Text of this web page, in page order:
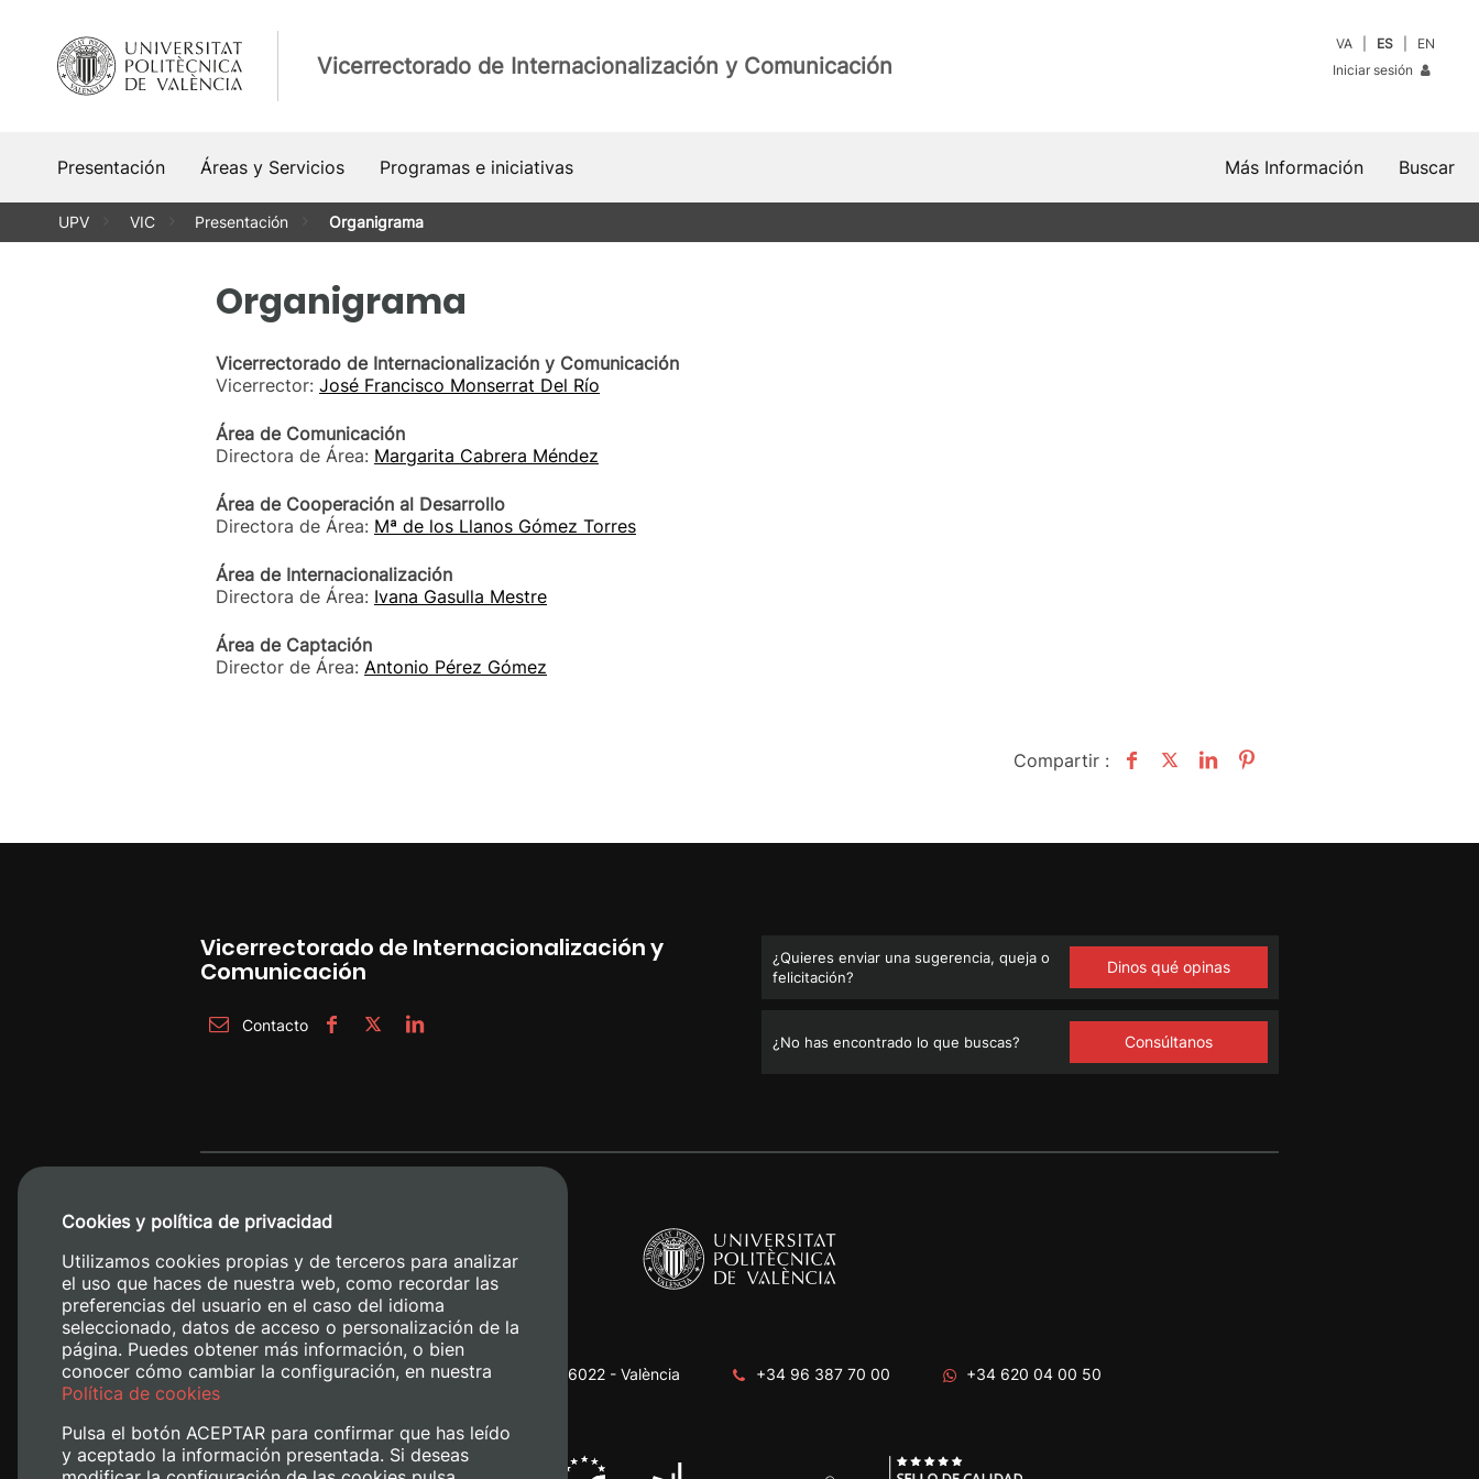
contenido
Vicerrectorado de Internacionalización y Comunicación
VA ES
EN
Iniciar sesión
Presentación Áreas y Servicios Programas e iniciativas Buscar
Más Información
UPV VIC Presentación Organigrama
Organigrama
Vicerrectorado de Internacionalización y Comunicación
Vicerrector: José Francisco Monserrat Del Río
Área de Comunicación
Directora de Área: Margarita Cabrera Méndez
Área de Cooperación al Desarrollo
Directora de Área: Mª de los Llanos Gómez Torres
Área de Internacionalización
Directora de Área: Ivana Gasulla Mestre
Área de Captación
Director de Área: Antonio Pérez Gómez
Compartir :
Vicerrectorado de Internacionalización y
Comunicación
Contacto
¿Quieres enviar una sugerencia, queja o
felicitación?
Dinos qué opinas
¿No has encontrado lo que buscas? Consúltanos
Camino de Vera, s/n. 46022 - València +34 96 387 70 00 +34 620 04 00 50
Cookies y política de privacidad
Utilizamos cookies propias y de terceros para analizar
el uso que haces de nuestra web, como recordar las
preferencias del usuario en el caso del idioma
seleccionado, datos de acceso o personalización de la
página. Puedes obtener más información, o bien
conocer cómo cambiar la configuración, en nuestra
Política de cookies
Pulsa el botón ACEPTAR para confirmar que has leído
y aceptado la información presentada. Si deseas